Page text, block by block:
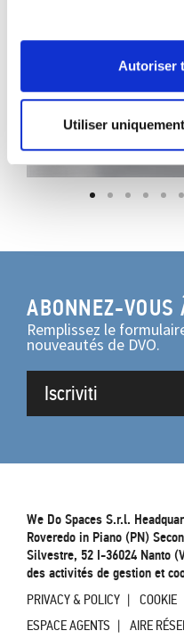
Autoriser
Utiliser
ABONNEZ-
Remplissez le
nouveautés de DVO.
Iscriviti
We Do Spaces S.r.l.
Roveredo in Piano (PN)
Silvestre, 52 I-36024 Nanto
des activités de gestion et
PRIVACY & POLICY COOKIE
ESPACE AGENTS
AIRE